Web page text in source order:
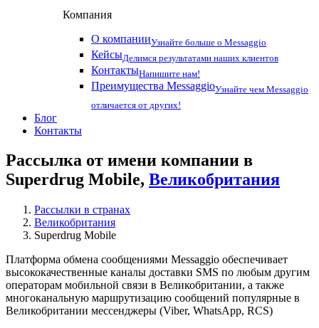
Компания
О компанииУзнайте больше о Messaggio
КейсыДелимся результатами наших клиентов
КонтактыНапишите нам!
Преимущества MessaggioУзнайте чем Messaggio
отличается от других!
Блог
Контакты
Рассылка от имени компании в
Superdrug Mobile, Великобритания
Рассылки в странах
Великобритания
Superdrug Mobile
Платформа обмена сообщениями Messaggio обеспечивает
высококачественные каналы доставки SMS по любым другим
операторам мобильной связи в Великобритании, а также
многоканальную маршрутизацию сообщений популярные в
Великобритании мессенджеры (Viber, WhatsApp, RCS)